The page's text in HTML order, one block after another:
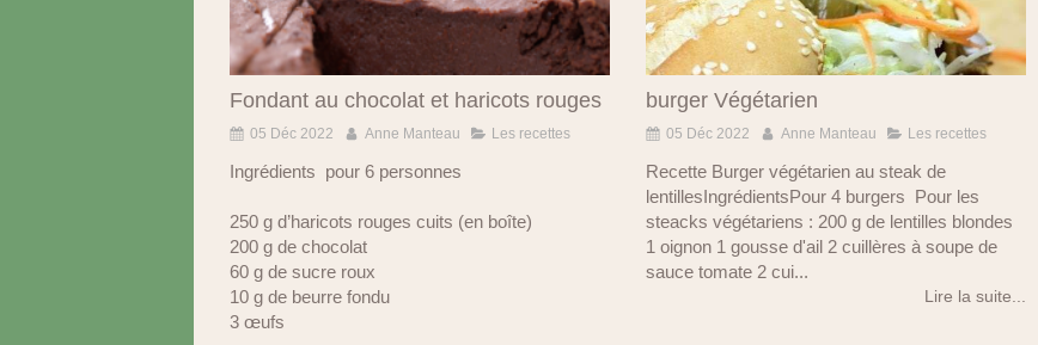
Fondant au chocolat et haricots rouges
05 Déc 2022 Anne Manteau Les recettes
Ingrédients pour 6 personnes
250 g d’haricots rouges cuits (en boîte)
200 g de chocolat
60 g de sucre roux
10 g de beurre fondu
3 œufs
burger Végétarien
05 Déc 2022 Anne Manteau Les recettes
Recette Burger végétarien au steak de
lentillesIngrédientsPour 4 burgers Pour les
steacks végétariens : 200 g de lentilles blondes
1 oignon 1 gousse d'ail 2 cuillères à soupe de
sauce tomate 2 cui...
Lire la suite...